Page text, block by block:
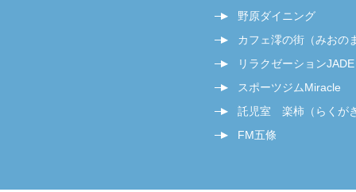
野原ダイニング
カフェ澪の街（みおの
リラクゼーションJADE
スポーツジムMiracle
託児室 楽柿（らくが
FM五條